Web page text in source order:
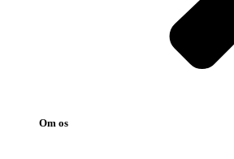
Om os